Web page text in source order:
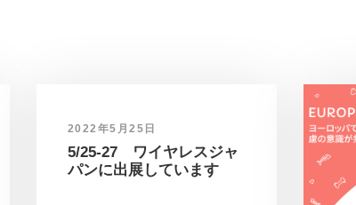
2022年5月25日
5/25-27 ワイヤレスジャ
パンに出展しています